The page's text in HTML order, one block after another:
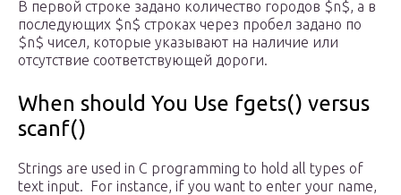
В первой строке задано количество городов $n$, а в
последующих $n$ строках через пробел задано по
$n$ чисел, которые указывают на наличие или
отсутствие соответствующей дороги.
When should You Use fgets() versus
scanf()
Strings are used in C programming to hold all types of
text input. For instance, if you want to enter your name,